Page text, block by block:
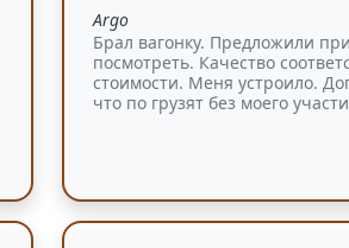
Argo
Брал вагонку. Предложили
посмотреть. Качество
стоимости. Меня устроило.
что по грузят без моего